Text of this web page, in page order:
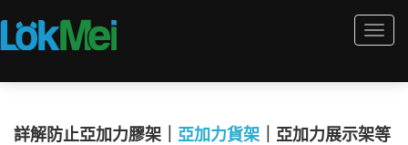
詳解防止亞加力膠架｜ 亞加力貨架 ｜亞加力展示架等